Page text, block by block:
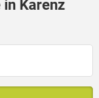
Karenz